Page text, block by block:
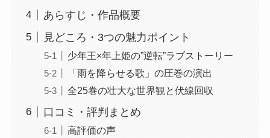
あらすじ・作品概要
見どころ・3つの魅力ポイント
少年王×年上姫の”逆転”ラブストーリー
「雨を降らせる歌」の圧巻の演出
全25巻の壮大な世界観と伏線回収
口コミ・評判まとめ
高評価の声